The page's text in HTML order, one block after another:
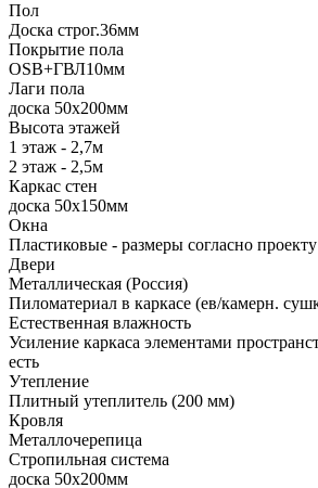
Пол
Доска строг.36мм
Покрытие пола
ОSB+ГВЛ10мм
Лаги пола
доска 50х200мм
Высота этажей
1 этаж - 2,7м
2 этаж - 2,5м
Каркас стен
доска 50х150мм
Окна
Пластиковые - размеры согласно проекту
Двери
Металлическая (Россия)
Пиломатериал в каркасе (ев/камерн.
Естественная влажность
Усиление каркаса элементами
есть
Утепление
Плитный утеплитель (200 мм)
Кровля
Металлочерепица
Стропильная система
доска 50х200мм